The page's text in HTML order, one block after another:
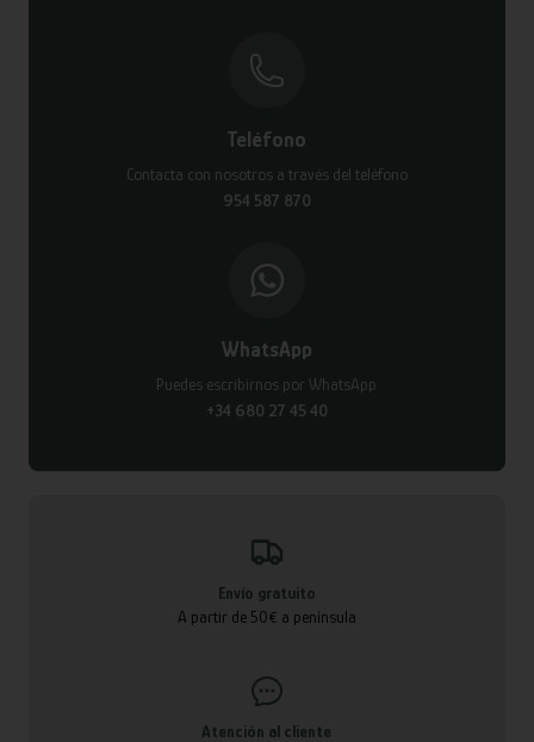
Teléfono
Contacta con nosotros a través del teléfono
954 587 870
WhatsApp
Puedes escribirnos por WhatsApp
+34 680 27 45 40
Envío gratuito
A partir de 50€ a península
Atención al cliente